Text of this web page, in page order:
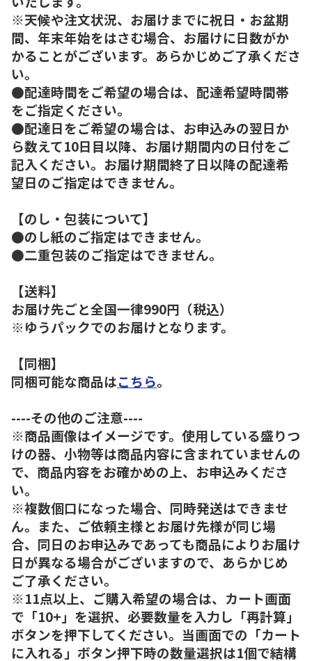
※天候や注文状況、お届けまでに祝日・お盆期
間、年末年始をはさむ場合、お届けに日数がか
かることがございます。あらかじめご了承くださ
い。
●配達時間をご希望の場合は、配達希望時間帯
をご指定ください。
●配達日をご希望の場合は、お申込みの翌日か
ら数えて10日目以降、お届け期間内の日付をご
記入ください。お届け期間終了日以降の配達希
望日のご指定はできません。
【のし・包装について】
●のし紙のご指定はできません。
●二重包装のご指定はできません。
【送料】
お届け先ごと全国一律990円（税込）
※ゆうパックでのお届けとなります。
【同梱】
同梱可能な商品はこちら。
----その他のご注意----
※商品画像はイメージです。使用している盛りつ
けの器、小物等は商品内容に含まれていませんの
で、商品内容をお確かめの上、お申込みくださ
い。
※複数個口になった場合、同時発送はできませ
ん。また、ご依頼主様とお届け先様が同じ場
合、同日のお申込みであっても商品によりお届け
日が異なる場合がございますので、あらかじめ
ご了承ください。
※11点以上、ご購入希望の場合は、カート画面
で「10+」を選択、必要数量を入力し「再計算」
ボタンを押下してください。当画面での「カート
に入れる」ボタン押下時の数量選択は1個で結構